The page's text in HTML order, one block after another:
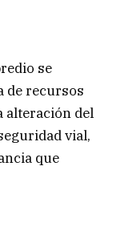
se
de recursos
alteración del
vial,
que